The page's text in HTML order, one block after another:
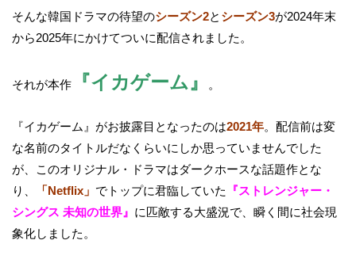
そんな韓国ドラマの待望のシーズン2と シーズン3が2024年末
から2025年にかけてついに配信されました。
それが本作 『イカゲーム』 。
『イカゲーム』がお披露目となったのは2021年。配信前は変
な名前のタイトルだなくらいにしか思っていませんでした
が、このオリジナル・ドラマはダークホースな話題作とな
り、
「Netflix」 でトップに君臨していた
『ストレンジャー・
シングス 未知の世界』 に匹敵する大盛況で、瞬く間に社会現
象化しました。